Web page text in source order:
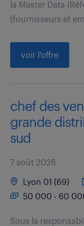
la Master Data
(fournisseurs et
voir l'offre
chef des
grande
sud
7 août 2026
Lyon 01 (69)
50 000 - 60
Sous la